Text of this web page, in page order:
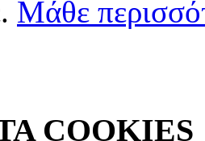
Μάθε
COOKIES